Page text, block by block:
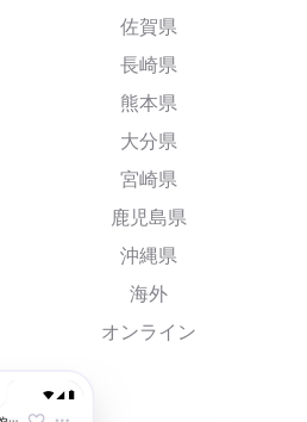
佐賀県
長崎県
熊本県
大分県
宮崎県
鹿児島県
沖縄県
海外
オンライン